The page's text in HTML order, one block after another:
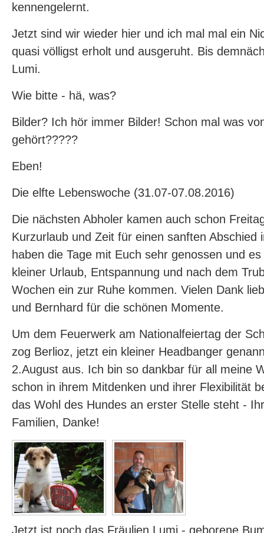
kennengelernt.
Jetzt sind wir wieder hier und ich mal mal ein
quasi völligst erholt und ausgeruht. Bis
Lumi.
Wie bitte - hä, was?
Bilder? Ich hör immer Bilder! Schon mal was
gehört?????
Eben!
Die elfte Lebenswoche (31.07-07.08.2016)
Die nächsten Abholer kamen auch schon
Kurzurlaub und Zeit für einen sanften Abschied
haben die Tage mit Euch sehr genossen und
kleiner Urlaub, Entspannung und nach dem
Wochen ein zur Ruhe kommen. Vielen Dank
und Bernhard für die schönen Momente.
Um dem Feuerwerk am Nationalfeiertag der
zog Berlioz, jetzt ein kleiner Headbanger
2.August aus. Ich bin so dankbar für all meine
schon in ihrem Mitdenken und ihrer Flexibilität
das Wohl des Hundes an erster Stelle steht -
Familien, Danke!
Jetzt ist noch das Fräulien Lumi - geborene